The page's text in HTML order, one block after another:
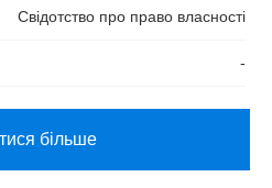
Свідотство про право власності
-
більше